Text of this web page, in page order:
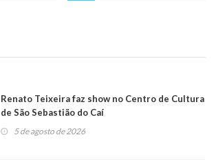
Renato Teixeira faz show no Centro de Cultura
de São Sebastião do Caí
5 de agosto de 2026